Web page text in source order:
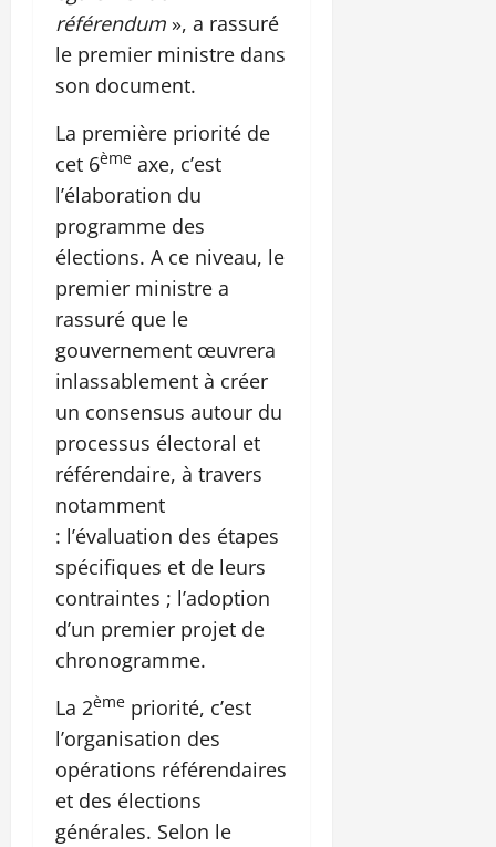
référendum », a rassuré
le premier ministre dans
son document.
La première priorité de
cet 6ème axe, c’est
l’élaboration du
programme des
élections. A ce niveau, le
premier ministre a
rassuré que le
gouvernement œuvrera
inlassablement à créer
un consensus autour du
processus électoral et
référendaire, à travers
notamment
: l’évaluation des étapes
spécifiques et de leurs
contraintes ; l’adoption
d’un premier projet de
chronogramme.
La 2ème priorité, c’est
l’organisation des
opérations référendaires
et des élections
générales. Selon le